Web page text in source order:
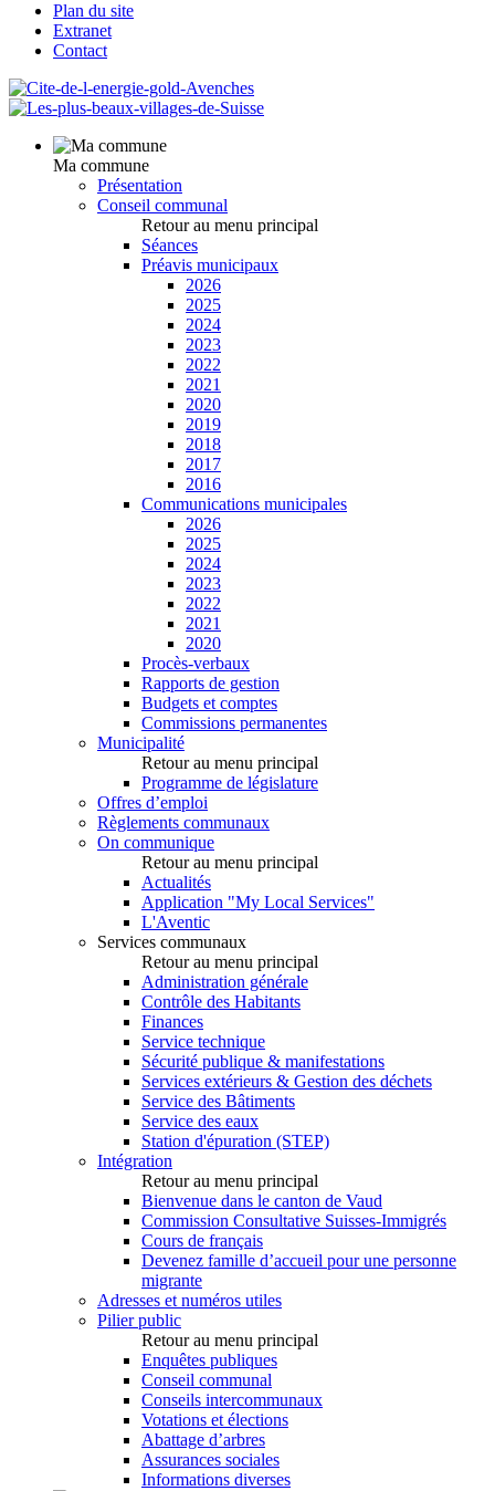
Plan du site
Extranet
Contact
Ma commune
Présentation
Conseil communal
Retour au menu principal
Séances
Préavis municipaux
2026
2025
2024
2023
2022
2021
2020
2019
2018
2017
2016
Communications municipales
2026
2025
2024
2023
2022
2021
2020
Procès-verbaux
Rapports de gestion
Budgets et comptes
Commissions permanentes
Municipalité
Retour au menu principal
Programme de législature
Offres d’emploi
Règlements communaux
On communique
Retour au menu principal
Actualités
Application "My Local Services"
L'Aventic
Services communaux
Retour au menu principal
Administration générale
Contrôle des Habitants
Finances
Service technique
Sécurité publique & manifestations
Services extérieurs & Gestion des déchets
Service des Bâtiments
Service des eaux
Station d'épuration (STEP)
Intégration
Retour au menu principal
Bienvenue dans le canton de Vaud
Commission Consultative Suisses-Immigrés
Cours de français
Devenez famille d’accueil pour une personne
migrante
Adresses et numéros utiles
Pilier public
Retour au menu principal
Enquêtes publiques
Conseil communal
Conseils intercommunaux
Votations et élections
Abattage d’arbres
Assurances sociales
Informations diverses